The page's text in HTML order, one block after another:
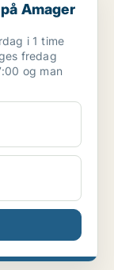
Amager
i 1 time
fredag
og man